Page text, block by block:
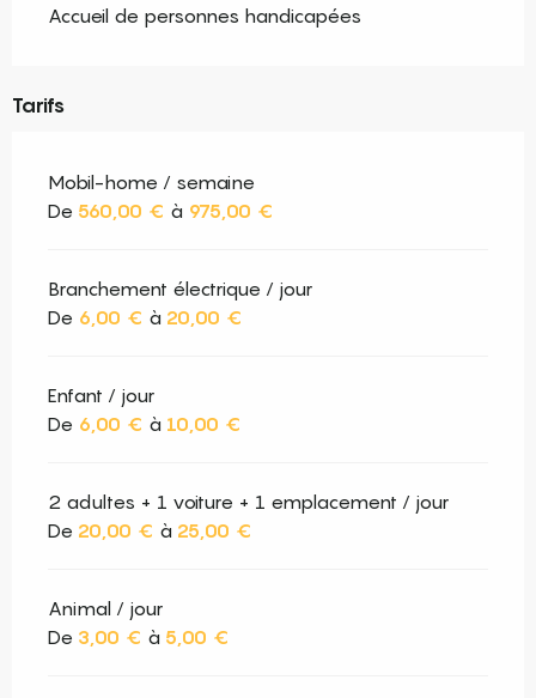
Accueil de personnes handicapées
Tarifs
Mobil-home / semaine
De 560,00 € à 975,00 €
Branchement électrique / jour
De 6,00 € à 20,00 €
Enfant / jour
De 6,00 € à 10,00 €
2 adultes + 1 voiture + 1 emplacement / jour
De 20,00 € à 25,00 €
Animal / jour
De 3,00 € à 5,00 €